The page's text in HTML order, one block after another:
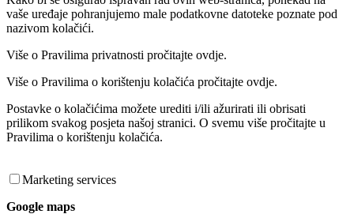
vaše uređaje pohranjujemo male podatkovne datoteke poznate pod
nazivom kolačići.
Više o Pravilima privatnosti pročitajte ovdje.
Više o Pravilima o korištenju kolačića pročitajte ovdje.
Postavke o kolačićima možete urediti i/ili ažurirati ili obrisati
prilikom svakog posjeta našoj stranici. O svemu više pročitajte u
Pravilima o korištenju kolačića.
Marketing services
Google maps